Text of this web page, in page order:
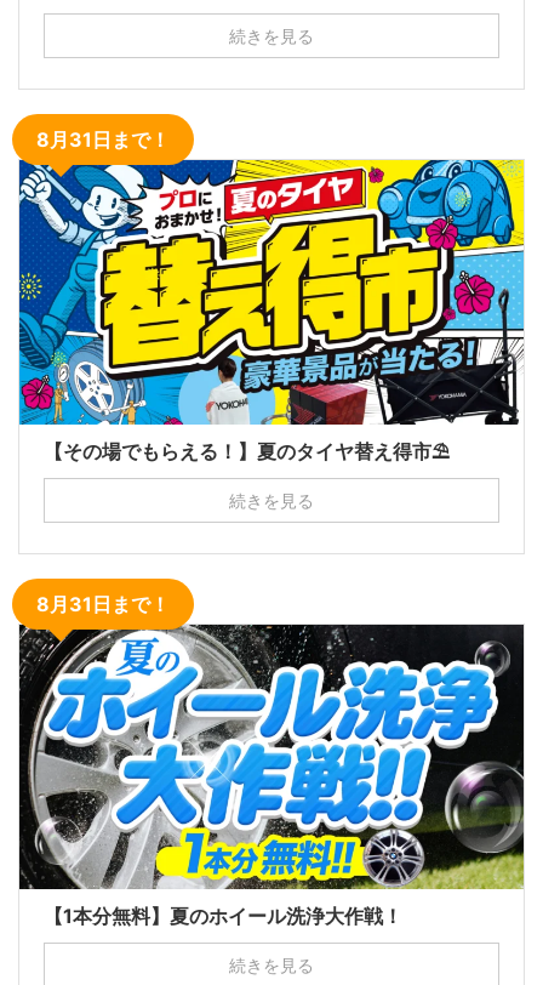
続きを見る
8月31日まで！
【その場でもらえる！】夏のタイヤ替え得市⛱
続きを見る
8月31日まで！
【1本分無料】夏のホイール洗浄大作戦！
続きを見る